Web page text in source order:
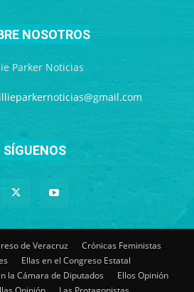
NOSOTROS
Parker Noticias
SÍGUENOS
de Veracruz
Crónicas Feministas
Ellas en el Congreso Estatal
la Cámara de Diputados
Ellos Opinión